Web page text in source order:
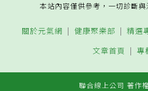
本站內容僅供參考，一切診斷與
關於元氣網 健康聚樂部 精選
文章首頁
專
聯合線上公司 著作